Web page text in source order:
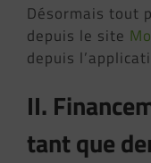
Désormais tout
depuis le site
depuis
II.
tant que